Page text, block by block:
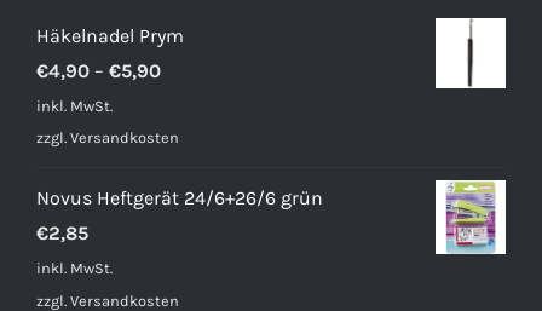
Häkelnadel Prym
€4,90 – €5,90
inkl. MwSt.
zzgl. Versandkosten
Novus Heftgerät 24/6+26/6 grün
€2,85
inkl. MwSt.
zzgl. Versandkosten